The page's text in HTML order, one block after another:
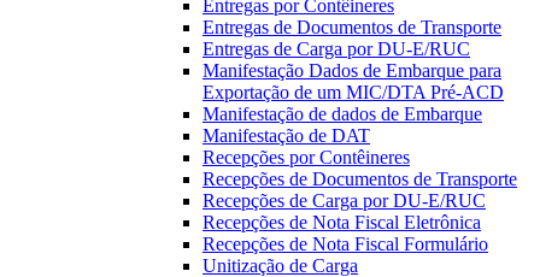
Entregas por Contêineres
Entregas de Documentos de Transporte
Entregas de Carga por DU-E/RUC
Manifestação Dados de Embarque para
Exportação de um MIC/DTA Pré-ACD
Manifestação de dados de Embarque
Manifestação de DAT
Recepções por Contêineres
Recepções de Documentos de Transporte
Recepções de Carga por DU-E/RUC
Recepções de Nota Fiscal Eletrônica
Recepções de Nota Fiscal Formulário
Unitização de Carga